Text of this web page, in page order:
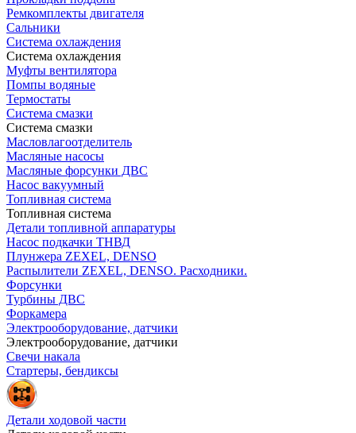
Ремкомплекты двигателя
Сальники
Система охлаждения
Система охлаждения
Муфты вентилятора
Помпы водяные
Термостаты
Система смазки
Система смазки
Масловлагоотделитель
Масляные насосы
Масляные форсунки ДВС
Насос вакуумный
Топливная система
Топливная система
Детали топливной аппаратуры
Насос подкачки ТНВД
Плунжера ZEXEL, DENSO
Распылители ZEXEL, DENSO. Расходники.
Форсунки
Турбины ДВС
Форкамера
Электрооборудование, датчики
Электрооборудование, датчики
Свечи накала
Стартеры, бендиксы
Детали ходовой части